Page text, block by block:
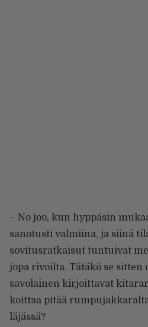
– No joo, kun hyppäsin
sanotusti valmiina, ja siinä
sovitusratkaisut tuntuivat
jopa rivoilta. Tätäkö se
savolainen kirjoittavat
koittaa pitää
läjässä?